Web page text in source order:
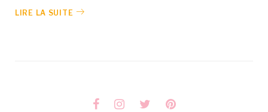
LIRE LA SUITE